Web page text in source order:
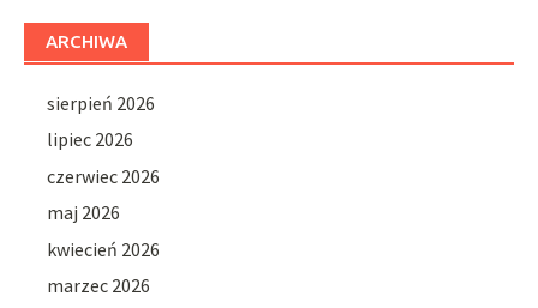
ARCHIWA
sierpień 2026
lipiec 2026
czerwiec 2026
maj 2026
kwiecień 2026
marzec 2026